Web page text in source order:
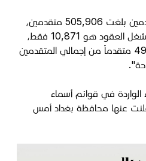
وأشارت، إلى أن "أعداد المتقدمين بلغت 505,906 متقدمين،
في حين أن العدد المطلوب لشغل العقود هو 10,871 فقط،
ما يعني استبعاد نحو 495,035 متقدماً من إجمالي المتقدمين
الواردة في قوائم أسماء
عنها محافظة بغداد أمس